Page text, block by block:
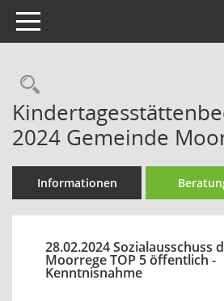
Toggle navigation
Rechercheauswahl
2024 Gemeinde
Informationen
28.02.2024 Sozialausschuss
Moorrege TOP 5 öffentlich -
Kenntnisnahme